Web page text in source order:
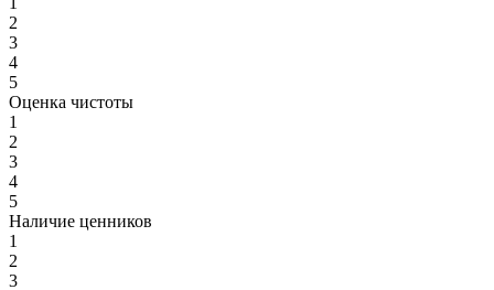
2
3
4
5
Оценка чистоты
1
2
3
4
5
Наличие ценников
1
2
3